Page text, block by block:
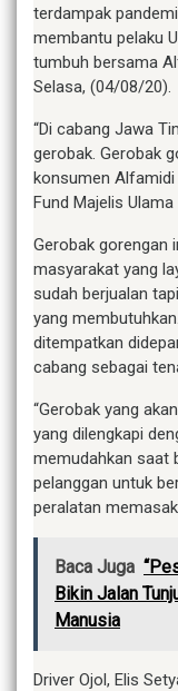
terdampak
membantu pelaku
tumbuh bersama
Selasa, (04/08/20).
“Di cabang Jawa
gerobak. Gerobak
konsumen Alfamidi
Fund Majelis
Gerobak gorengan
masyarakat yang
sudah berjualan
yang
ditempatkan
cabang sebagai
“Gerobak yang
yang dilengkapi
memudahkan saat
pelanggan untuk
peralatan
Baca Juga
Bikin Jalan
Manusia
Driver Ojol, Elis